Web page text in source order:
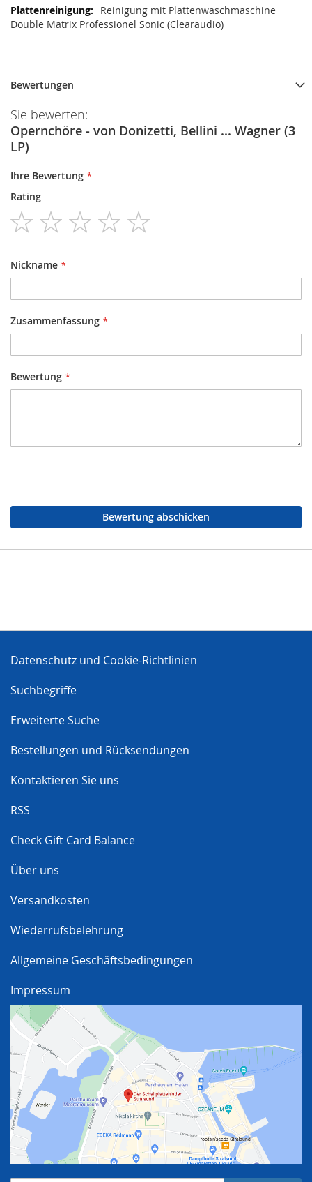
Reinigung mit Plattenwaschmaschine
Double Matrix Professionel Sonic (Clearaudio)
Bewertungen
Sie bewerten:
Opernchöre - von Donizetti, Bellini ... Wagner (3
LP)
Ihre Bewertung
Rating
1
star
2
stars
3
stars
4
stars
Nickname
Zusammenfassung
Bewertung
Bewertung abschicken
Datenschutz und Cookie-Richtlinien
Suchbegriffe
Erweiterte Suche
Bestellungen und Rücksendungen
Kontaktieren Sie uns
RSS
Check Gift Card Balance
Über uns
Versandkosten
Wiederrufsbelehrung
Allgemeine Geschäftsbedingungen
Impressum